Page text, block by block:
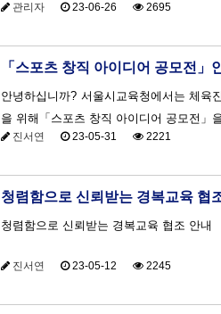
관리자 23-06-26 2695
「스포츠 창직 아이디어 공모전」
안녕하십니까? 서울시교육청에서는 체
을 위해「스포츠 창직 아이디어 공모전」
진서연 23-05-31 2221
청렴함으로 신뢰받는 경복교육 협
청렴함으로 신뢰받는 경복교육 협조 안내
진서연 23-05-12 2245